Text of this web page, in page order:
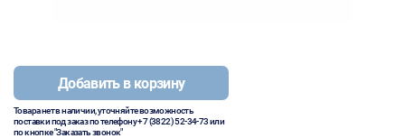
Добавить в корзину
Товара нет в наличии, уточняйте возможность
поставки под заказ по телефону+7 (3822) 52-34-73или
по кнопке "Заказать звонок"